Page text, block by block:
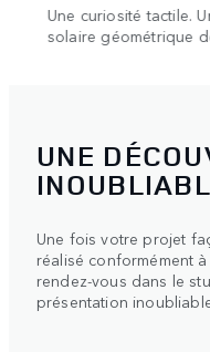
Une curiosité tactile.
solaire géométrique
UNE
Une fois votre projet
réalisé conformément
rendez-vous dans le
présentation